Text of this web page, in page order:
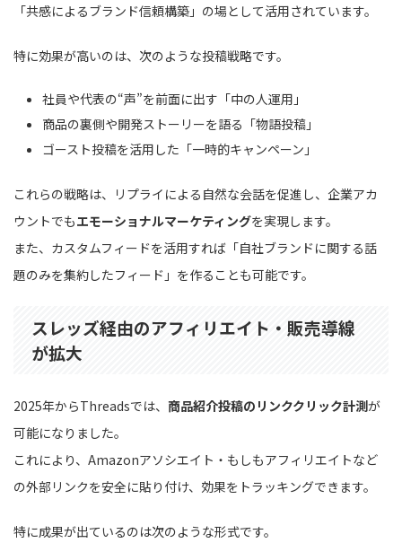
「共感によるブランド信頼構築」の場として活用されています。
特に効果が高いのは、次のような投稿戦略です。
社員や代表の“声”を前面に出す「中の人運用」
商品の裏側や開発ストーリーを語る「物語投稿」
ゴースト投稿を活用した「一時的キャンペーン」
これらの戦略は、リプライによる自然な会話を促進し、企業アカ
ウントでもエモーショナルマーケティングを実現します。
また、カスタムフィードを活用すれば「自社ブランドに関する話
題のみを集約したフィード」を作ることも可能です。
スレッズ経由のアフィリエイト・販売導線
が拡大
2025年からThreadsでは、 商品紹介投稿のリンククリック計測が
可能になりました。
これにより、Amazonアソシエイト・もしもアフィリエイトなど
の外部リンクを安全に貼り付け、効果をトラッキングできます。
特に成果が出ているのは次のような形式です。